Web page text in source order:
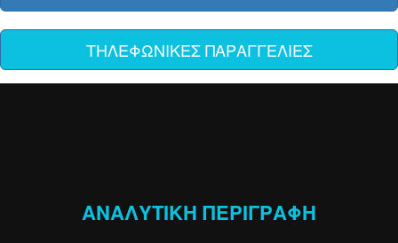
ΤΗΛΕΦΩΝΙΚΕΣ ΠΑΡΑΓΓΕΛΙΕΣ
ΑΝΑΛΥΤΙΚΗ ΠΕΡΙΓΡΑΦΗ